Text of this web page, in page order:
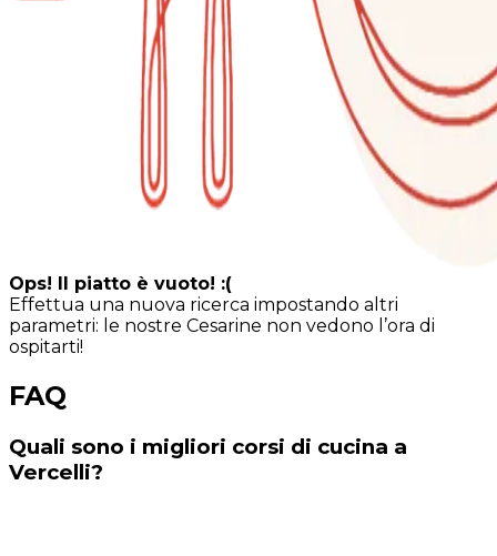
Ops! Il piatto è vuoto! :(
Effettua una nuova ricerca impostando altri
parametri: le nostre Cesarine non vedono l’ora di
ospitarti!
FAQ
Quali sono i migliori corsi di cucina a
Vercelli?